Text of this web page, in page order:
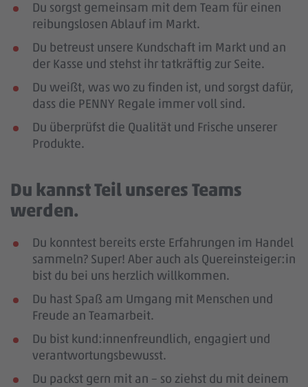
Du sorgst gemeinsam mit dem Team für einen
reibungslosen Ablauf im Markt.
Du betreust unsere Kundschaft im Markt und an
der Kasse und stehst ihr tatkräftig zur Seite.
Du weißt, was wo zu finden ist, und sorgst dafür,
dass die PENNY Regale immer voll sind.
Du überprüfst die Qualität und Frische unserer
Produkte.
Du kannst Teil unseres Teams
werden.
Du konntest bereits erste Erfahrungen im Handel
sammeln? Super! Aber auch als Quereinsteiger:in
bist du bei uns herzlich willkommen.
Du hast Spaß am Umgang mit Menschen und
Freude an Teamarbeit.
Du bist kund:innenfreundlich, engagiert und
verantwortungsbewusst.
Du packst gern mit an – so ziehst du mit deinem